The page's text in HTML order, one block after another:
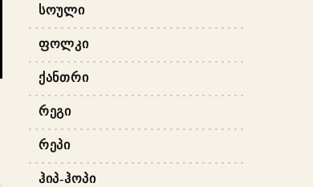
ᲡᲝᲣᲚᲘ
ᲤᲝᲚᲙᲘ
ᲥᲐᲜᲗᲠᲘ
ᲠᲔᲒᲘ
ᲠᲔᲞᲘ
ᲰᲘᲞ-ᲰᲝᲞᲘ